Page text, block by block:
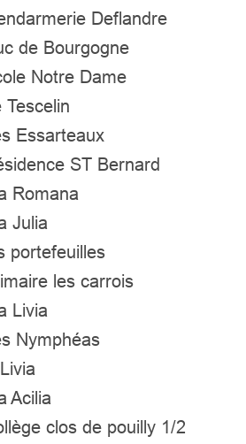
Deflandre
de Bourgogne
Notre Dame
Essarteaux
ST Bernard
Romana
Julia
portefeuilles
les carrois
Livia
Nymphéas
Acilia
clos de pouilly 1/2